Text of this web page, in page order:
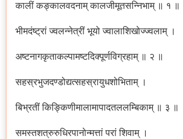
कालीं कङ्कालवदनाम् कालजीमूतसन्निभाम् ॥ १ ॥
भीमदंष्ट्रां ज्वलन्नेत्रीं भूयो ज्वालाशिखोज्ज्वलाम् ।
अष्टनागकृताकल्पामष्टदिक्पूर्णविग्रहाम् ॥ २ ॥
सहस्रभुजदण्डोद्यत्सहस्रायुधशोभिताम् ।
बिभ्रतीं किङ्किणीमालामापादतललम्बिकाम् ॥ ३ ॥
समस्तशत्रुरुधिरपानोन्मत्तां परां शिवाम् ।